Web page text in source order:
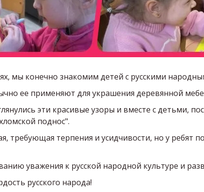
мы конечно знакомим детей с русскими
ее применяют для украшения деревянной
эти красивые узоры и вместе с детьми,
поднос".
требующая терпения и усидчивости, но у ребят
уважения к русской народной культуре и
русского народа!